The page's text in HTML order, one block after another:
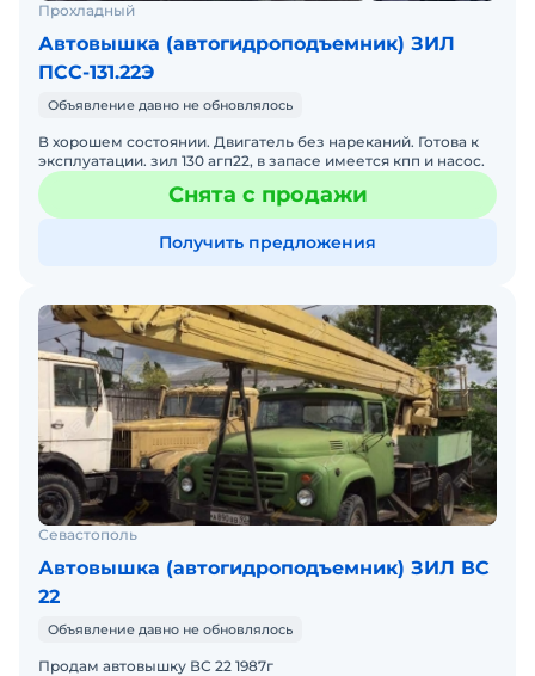
Прохладный
Автовышка (автогидроподъемник) ЗИЛ
ПСС-131.22Э
Объявление давно не обновлялось
В хорошем состоянии. Двигатель без нареканий. Готова к
эксплуатации. зил 130 агп22, в запасе имеется кпп и насос.
Снята с продажи
Получить предложения
Севастополь
Автовышка (автогидроподъемник) ЗИЛ ВС
22
Объявление давно не обновлялось
Продам автовышку ВС 22 1987г